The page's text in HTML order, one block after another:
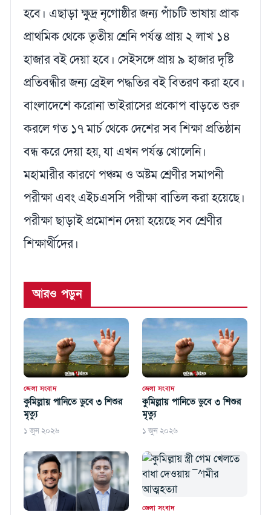
হবে। এছাড়া ক্ষুদ্র নৃগোষ্ঠীর জন্য পাঁচটি ভাষায় প্রাক
প্রাথমিক থেকে তৃতীয় শ্রেনি পর্যন্ত প্রায় ২ লাখ ১৪
হাজার বই দেয়া হবে। সেইসঙ্গে প্রায় ৯ হাজার দৃষ্টি
প্রতিবন্ধীর জন্য ব্রেইল পদ্ধতির বই বিতরণ করা হবে।
বাংলাদেশে করোনা ভাইরাসের প্রকোপ বাড়তে শুরু
করলে গত ১৭ মার্চ থেকে দেশের সব শিক্ষা প্রতিষ্ঠান
বন্ধ করে দেয়া হয়, যা এখন পর্যন্ত খোলেনি।
মহামারীর কারণে পঞ্চম ও অষ্টম শ্রেণীর সমাপনী
পরীক্ষা এবং এইচএসসি পরীক্ষা বাতিল করা হয়েছে।
পরীক্ষা ছাড়াই প্রমোশন দেয়া হয়েছে সব শ্রেণীর
শিক্ষার্থীদের।
আরও পড়ুন
জেলা সংবাদ
কুমিল্লায় পানিতে ডুবে ৩ শিশুর
মৃত্যু
১ জুন ২০২৬
জেলা সংবাদ
কুমিল্লায় পানিতে ডুবে ৩ শিশুর
মৃত্যু
১ জুন ২০২৬
জেলা সংবাদ